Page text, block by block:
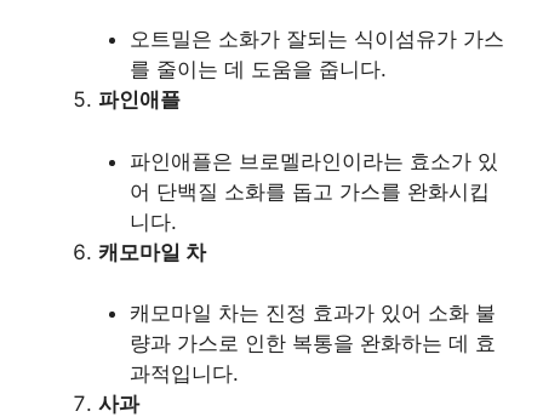
오트밀은 소화가 잘되는 식이섬유가 가스
를 줄이는 데 도움을 줍니다.
파인애플
파인애플은 브로멜라인이라는 효소가 있
어 단백질 소화를 돕고 가스를 완화시킵
니다.
캐모마일 차
캐모마일 차는 진정 효과가 있어 소화 불
량과 가스로 인한 복통을 완화하는 데 효
과적입니다.
사과